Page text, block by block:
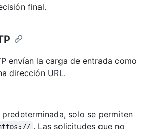
final.
envían la carga de entrada como
dirección URL.
solo se permiten
. Las solicitudes que no